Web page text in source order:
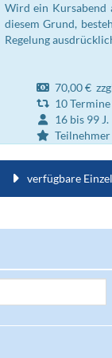
Wird ein Kursabend
diesem Grund,
Regelung
70,00 €
10 Termine
16 bis 99 J.
verfügbare